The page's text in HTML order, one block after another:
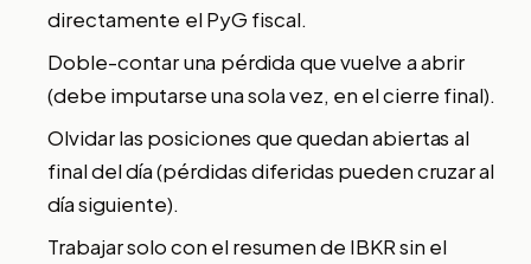
directamente el PyG fiscal.
Doble-contar una pérdida que vuelve a abrir
(debe imputarse una sola vez, en el cierre final).
Olvidar las posiciones que quedan abiertas al
final del día (pérdidas diferidas pueden cruzar al
día siguiente).
Trabajar solo con el resumen de IBKR sin el